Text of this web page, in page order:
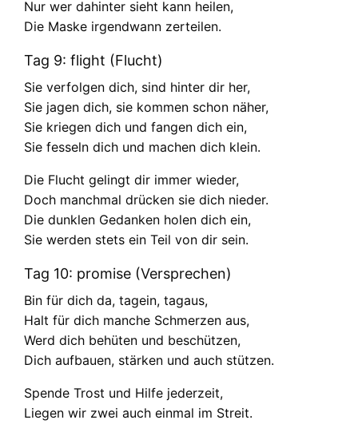
Nur wer dahinter sieht kann heilen,
Die Maske irgendwann zerteilen.
Tag 9: flight (Flucht)
Sie verfolgen dich, sind hinter dir her,
Sie jagen dich, sie kommen schon näher,
Sie kriegen dich und fangen dich ein,
Sie fesseln dich und machen dich klein.
Die Flucht gelingt dir immer wieder,
Doch manchmal drücken sie dich nieder.
Die dunklen Gedanken holen dich ein,
Sie werden stets ein Teil von dir sein.
Tag 10: promise (Versprechen)
Bin für dich da, tagein, tagaus,
Halt für dich manche Schmerzen aus,
Werd dich behüten und beschützen,
Dich aufbauen, stärken und auch stützen.
Spende Trost und Hilfe jederzeit,
Liegen wir zwei auch einmal im Streit.